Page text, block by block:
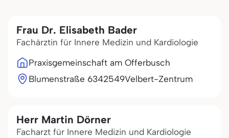
Frau Dr. Elisabeth Bader
Fachärztin für Innere Medizin und Kardiologie
Praxisgemeinschaft am Offerbusch
Blumenstraße 6342549Velbert-Zentrum
Herr Martin Dörner
Facharzt für Innere Medizin und Kardiologie